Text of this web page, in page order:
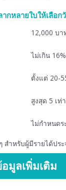
กหลายใบให้เลือก
12,000 บา
ไม่เกิน
ตั้งแต่ 20-
สูงสุด 5 เท่
ไม่กำหนดร
สำหรับผู้มีรายได้ประ
มูลเพิ่มเติม